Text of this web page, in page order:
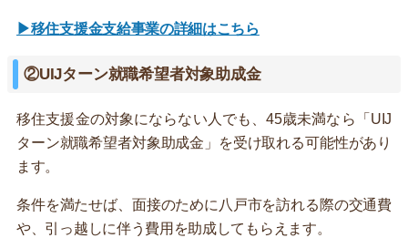
▶移住支援金支給事業の詳細はこちら
②UIJターン就職希望者対象助成金
移住支援金の対象にならない人でも、45歳未満なら「UIJ
ターン就職希望者対象助成金」を受け取れる可能性があり
ます。
条件を満たせば、面接のために八戸市を訪れる際の交通費
や、引っ越しに伴う費用を助成してもらえます。